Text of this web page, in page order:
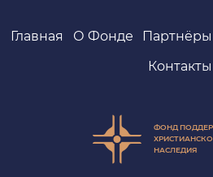
Главная О Фонде Партнёры
Контакты
ФОНД
НАСЛЕДИЯ